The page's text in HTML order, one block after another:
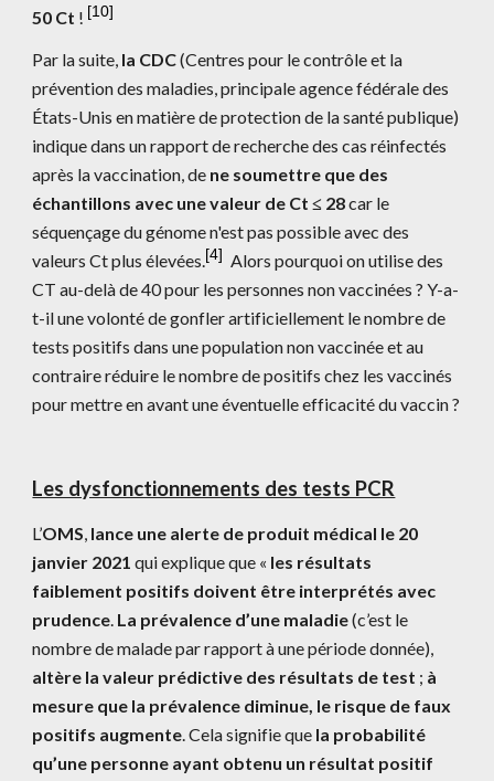
50 Ct ! [10]
Par la suite, la CDC (Centres pour le contrôle et la
prévention des maladies, principale agence fédérale des
États-Unis en matière de protection de la santé publique)
indique dans un rapport de recherche des cas réinfectés
après la vaccination, de ne soumettre que des
échantillons avec une valeur de Ct ≤ 28 car le
séquençage du génome n'est pas possible avec des
valeurs Ct plus élevées.[4] Alors pourquoi on utilise des
CT au-delà de 40 pour les personnes non vaccinées ? Y-a-
t-il une volonté de gonfler artificiellement le nombre de
tests positifs dans une population non vaccinée et au
contraire réduire le nombre de positifs chez les vaccinés
pour mettre en avant une éventuelle efficacité du vaccin ?
Les dysfonctionnements des tests PCR
L’OMS, lance une alerte de produit médical le 20
janvier 2021 qui explique que « les résultats
faiblement positifs doivent être interprétés avec
prudence. La prévalence d’une maladie (c’est le
altère la valeur prédictive des résultats de test ; à
mesure que la prévalence diminue, le risque de faux
positifs augmente. Cela signifie que la probabilité
qu’une personne ayant obtenu un résultat positif